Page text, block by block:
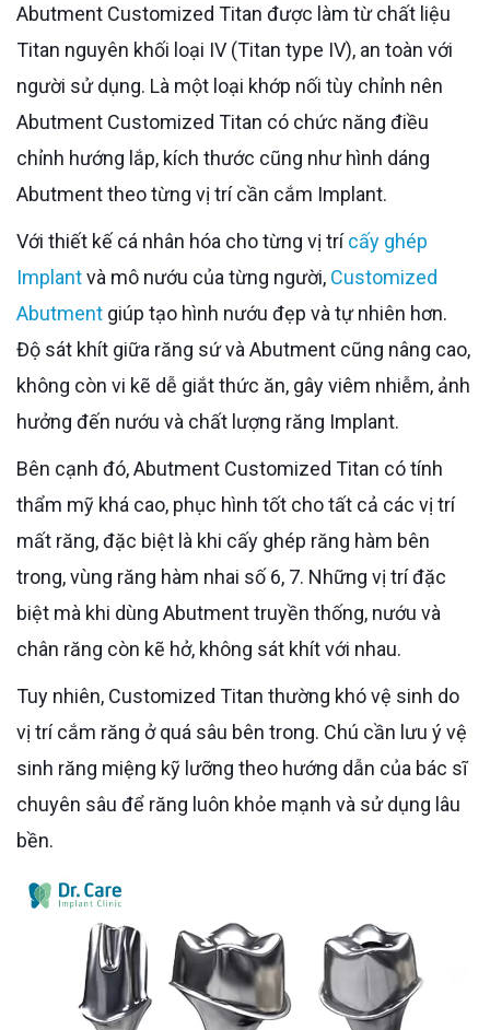
Abutment Customized Titan được làm từ chất liệu
Titan nguyên khối loại IV (Titan type IV), an toàn với
người sử dụng. Là một loại khớp nối tùy chỉnh nên
Abutment Customized Titan có chức năng điều
chỉnh hướng lắp, kích thước cũng như hình dáng
Abutment theo từng vị trí cần cắm Implant.
Với thiết kế cá nhân hóa cho từng vị trícấy ghép
Implantvà mô nướu của từng người, Customized
Abutment giúp tạo hình nướu đẹp và tự nhiên hơn.
Độ sát khít giữa răng sứ và Abutment cũng nâng cao,
không còn vi kẽ dễ giắt thức ăn, gây viêm nhiễm, ảnh
hưởng đến nướu và chất lượng răng Implant.
Bên cạnh đó, Abutment Customized Titan có tính
thẩm mỹ khá cao, phục hình tốt cho tất cả các vị trí
mất răng, đặc biệt là khi cấy ghép răng hàm bên
trong, vùng răng hàm nhai số 6, 7. Những vị trí đặc
biệt mà khi dùng Abutment truyền thống, nướu và
chân răng còn kẽ hở, không sát khít với nhau.
Tuy nhiên, Customized Titan thường khó vệ sinh do
vị trí cắm răng ở quá sâu bên trong. Chú cần lưu ý vệ
sinh răng miệng kỹ lưỡng theo hướng dẫn của bác sĩ
chuyên sâu để răng luôn khỏe mạnh và sử dụng lâu
bền.